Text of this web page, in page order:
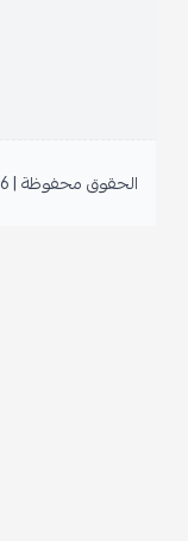
الحقوق محفوظة | 2026